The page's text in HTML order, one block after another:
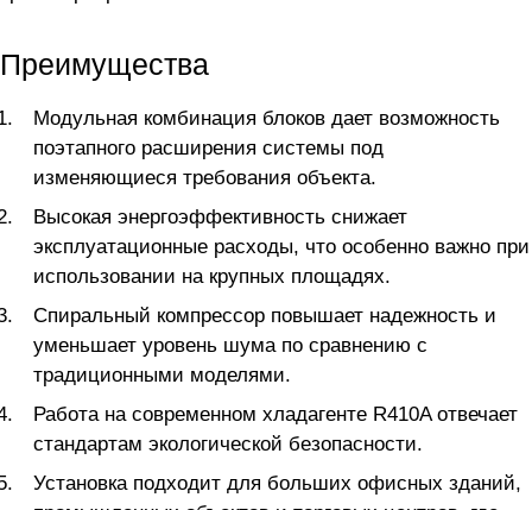
Преимущества
Модульная комбинация блоков дает возможность
поэтапного расширения системы под
изменяющиеся требования объекта.
Высокая энергоэффективность снижает
эксплуатационные расходы, что особенно важно при
использовании на крупных площадях.
Спиральный компрессор повышает надежность и
уменьшает уровень шума по сравнению с
традиционными моделями.
Работа на современном хладагенте R410A отвечает
стандартам экологической безопасности.
Установка подходит для больших офисных зданий,